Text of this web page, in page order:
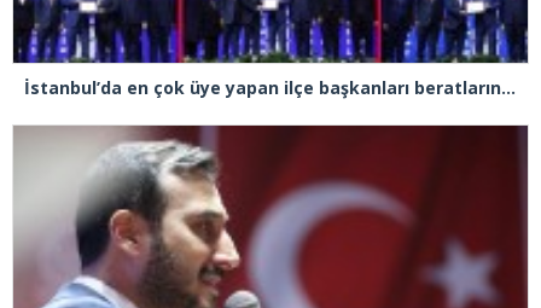
İstanbul’da en çok üye yapan ilçe başkanları beratlarını Cumhurbaşkanı Erdoğan’ın elinden aldı